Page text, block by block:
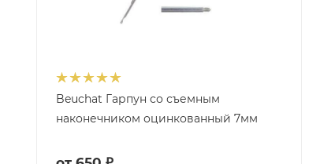
Beuchat Гарпун со съемным
наконечником оцинкованный 7мм